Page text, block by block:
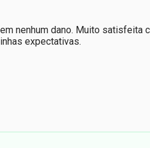
nenhum dano. Muito
expectativas.